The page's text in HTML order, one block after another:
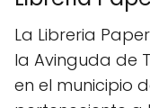
La Libreria
la Avinguda de
en el municipio